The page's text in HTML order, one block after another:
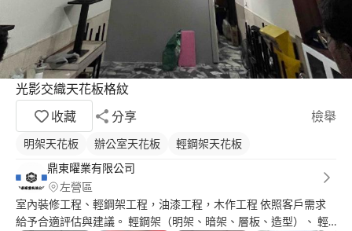
光影交織天花板格紋
收藏
分享 檢舉
明架天花板 辦公室天花板
輕鋼架天花板
鼎東曜業有限公司
左營區
室內裝修工程、輕鋼架工程，油漆工程，木作工程 依照客戶需求
給予合適評估與建議。 輕鋼架（明架、暗架、層板、造型）、 輕